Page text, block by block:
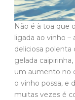
Não é à toa que
ligada ao vinho
deliciosa polenta
gelada
um aumento no
o vinho possa, e
muitas vezes é